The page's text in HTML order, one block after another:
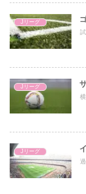
Jリーグ
Jリーグ
Jリーグ